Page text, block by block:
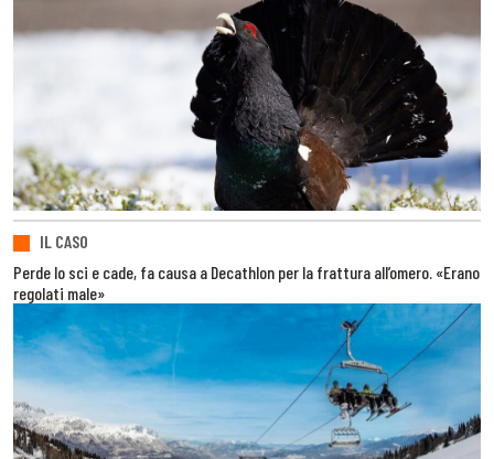
IL CASO
Perde lo sci e cade, fa causa a Decathlon per la frattura all’omero. «Erano
regolati male»